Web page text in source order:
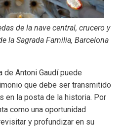
de la nave central, crucero y
la Sagrada Familia, Barcelona
de Antoni Gaudí puede
que debe ser transmitido
en la posta de la historia. Por
como una oportunidad
y profundizar en su